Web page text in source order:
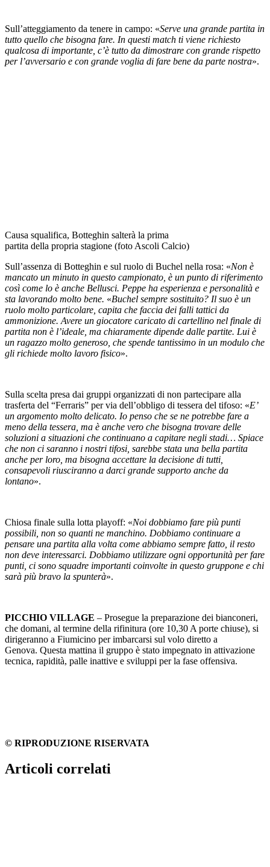
Sull’atteggiamento da tenere in campo: «Serve una grande partita in
tutto quello che bisogna fare. In questi match ti viene richiesto
qualcosa di importante, c’è tutto da dimostrare con grande rispetto
per l’avversario e con grande voglia di fare bene da parte nostra».
Causa squalifica, Botteghin salterà la prima
partita della propria stagione (foto Ascoli Calcio)
Sull’assenza di Botteghin e sul ruolo di Buchel nella rosa: «Non è
mancato un minuto in questo campionato, è un punto di riferimento
così come lo è anche Bellusci. Peppe ha esperienza e personalità e
sta lavorando molto bene. «Buchel sempre sostituito? Il suo è un
ruolo molto particolare, capita che faccia dei falli tattici da
ammonizione. Avere un giocatore caricato di cartellino nel finale di
partita non è l’ideale, ma chiaramente dipende dalle partite. Lui è
un ragazzo molto generoso, che spende tantissimo in un modulo che
gli richiede molto lavoro fisico».
Sulla scelta presa dai gruppi organizzati di non partecipare alla
trasferta del “Ferraris” per via dell’obbligo di tessera del tifoso: «E’
un argomento molto delicato. Io penso che se ne potrebbe fare a
meno della tessera, ma è anche vero che bisogna trovare delle
soluzioni a situazioni che continuano a capitare negli stadi… Spiace
che non ci saranno i nostri tifosi, sarebbe stata una bella partita
anche per loro, ma bisogna accettare la decisione di tutti,
consapevoli riusciranno a darci grande supporto anche da
lontano».
Chiosa finale sulla lotta playoff: «Noi dobbiamo fare più punti
possibili, non so quanti ne manchino. Dobbiamo continuare a
pensare una partita alla volta come abbiamo sempre fatto, il resto
non deve interessarci. Dobbiamo utilizzare ogni opportunità per fare
punti, ci sono squadre importanti coinvolte in questo gruppone e chi
sarà più bravo la spunterà».
PICCHIO VILLAGE – Prosegue la preparazione dei bianconeri,
che domani, al termine della rifinitura (ore 10,30 A porte chiuse), si
dirigeranno a Fiumicino per imbarcarsi sul volo diretto a
Genova. Questa mattina il gruppo è stato impegnato in attivazione
tecnica, rapidità, palle inattive e sviluppi per la fase offensiva.
© RIPRODUZIONE RISERVATA
Articoli correlati